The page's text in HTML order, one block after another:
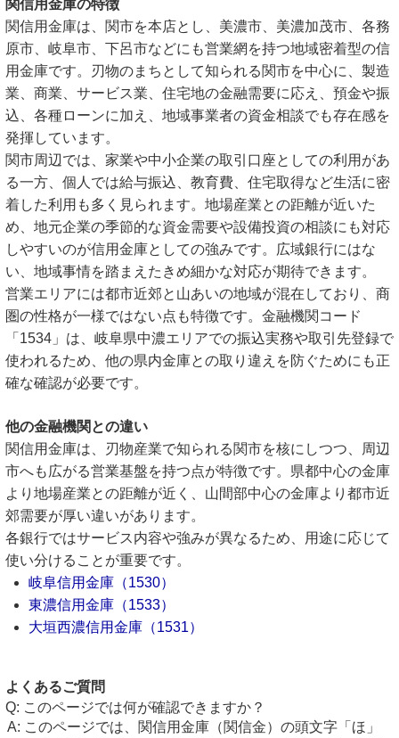
関信用金庫の特徴
関信用金庫は、関市を本店とし、美濃市、美濃加茂市、各務
原市、岐阜市、下呂市などにも営業網を持つ地域密着型の信
用金庫です。刃物のまちとして知られる関市を中心に、製造
業、商業、サービス業、住宅地の金融需要に応え、預金や振
込、各種ローンに加え、地域事業者の資金相談でも存在感を
発揮しています。
関市周辺では、家業や中小企業の取引口座としての利用があ
る一方、個人では給与振込、教育費、住宅取得など生活に密
着した利用も多く見られます。地場産業との距離が近いた
め、地元企業の季節的な資金需要や設備投資の相談にも対応
しやすいのが信用金庫としての強みです。広域銀行にはな
い、地域事情を踏まえたきめ細かな対応が期待できます。
営業エリアには都市近郊と山あいの地域が混在しており、商
圏の性格が一様ではない点も特徴です。金融機関コード
「1534」は、岐阜県中濃エリアでの振込実務や取引先登録で
使われるため、他の県内金庫との取り違えを防ぐためにも正
確な確認が必要です。
他の金融機関との違い
関信用金庫は、刃物産業で知られる関市を核にしつつ、周辺
市へも広がる営業基盤を持つ点が特徴です。県都中心の金庫
より地場産業との距離が近く、山間部中心の金庫より都市近
郊需要が厚い違いがあります。
各銀行ではサービス内容や強みが異なるため、用途に応じて
使い分けることが重要です。
岐阜信用金庫（1530）
東濃信用金庫（1533）
大垣西濃信用金庫（1531）
よくあるご質問
このページでは何が確認できますか？
このページでは、関信用金庫（関信金）の頭文字「ほ」